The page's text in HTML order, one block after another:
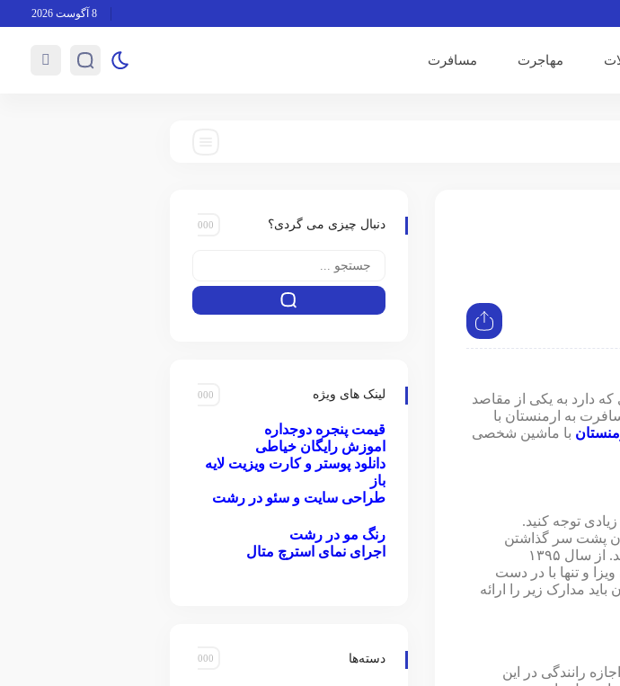
8 آگوست 2026
مهاجرت مسافرت
دارد به یکی از مقاصد
به ارمنستان با
با ماشین شخصی
توجه کنید.‌
پشت سر گذاشتن
پروسه های اداری سخت دریافت ویزا می توانید با ماشین شخصی به این کشور مسافرت کنید‌‌. از سال ۱۳۹۵
و تنها با در دست
باید مدارک زیر را ارائه
رانندگی در این
دنبال چیزی می گردی؟
لینک های ویژه
قیمت پنجره دوجداره
اموزش رایگان خیاطی
دانلود پوستر و کارت ویزیت لایه
باز
طراحی سایت و سئو در رشت
رنگ مو در رشت
اجرای نمای استرچ متال
دسته‌ها